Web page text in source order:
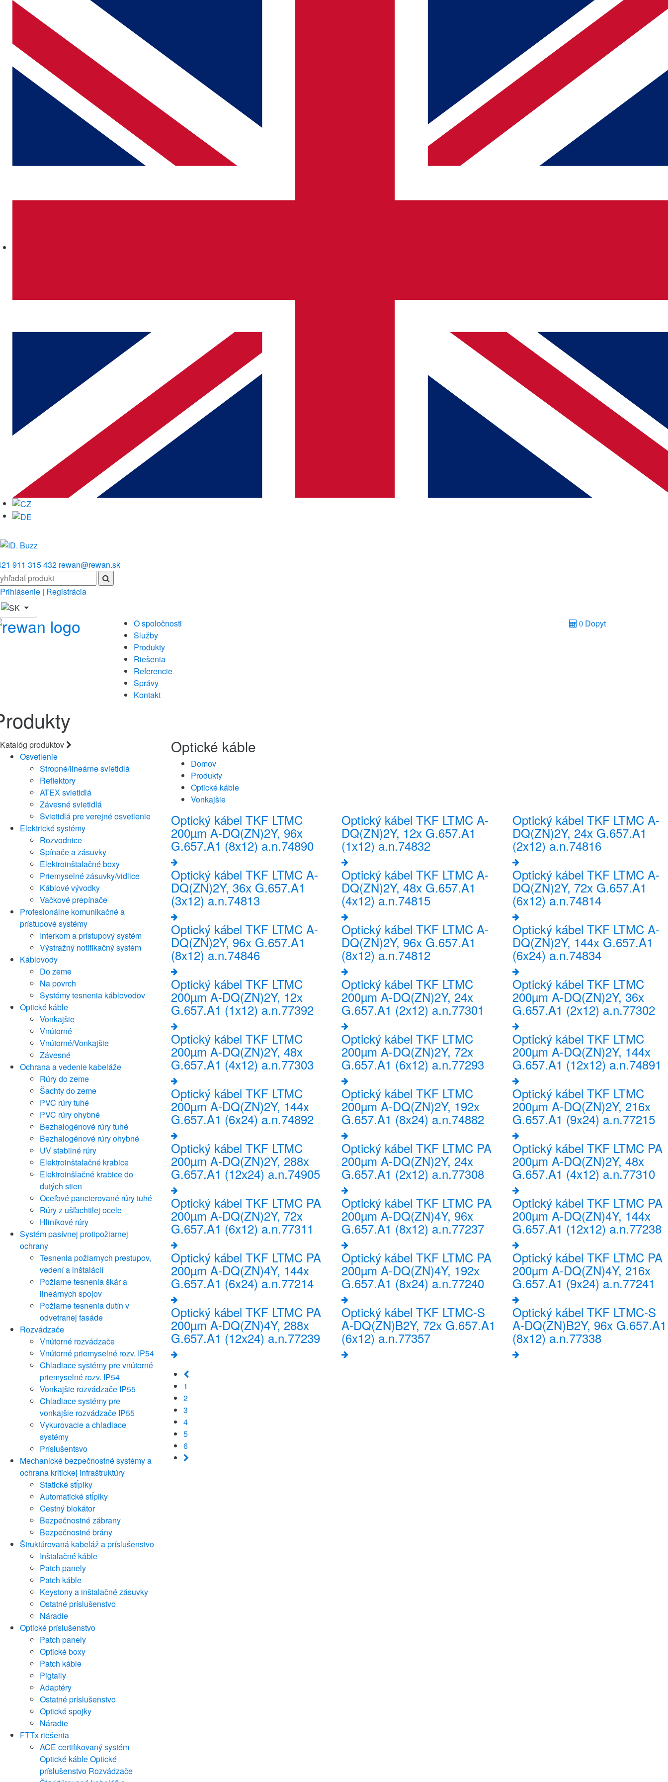
911 315 432 rewan@rewan.sk
Prihlásenie | Registrácia
O spoločnosti
Služby
Produkty
Riešenia
Referencie
Správy
Kontakt
0 Dopyt
Katalóg produktov
Osvetlenie
Stropné/lineárne svietidlá
Reflektory
ATEX svietidlá
Závesné svietidlá
Svietidlá pre verejné osvetlenie
Elektrické systémy
Rozvodnice
Spínače a zásuvky
Elektroinštalačné boxy
Priemyselné zásuvky/vidlice
Káblové vývodky
Vačkové prepínače
Profesionálne komunikačné a
prístupové systémy
Interkom a prístupový systém
Výstražný notifikačný systém
Káblovody
Do zeme
Na povrch
Systémy tesnenia káblovodov
Optické káble
Vonkajšie
Vnútorné
Vnútorné/Vonkajšie
Závesné
Ochrana a vedenie kabeláže
Rúry do zeme
Šachty do zeme
PVC rúry tuhé
PVC rúry ohybné
Bezhalogénové rúry tuhé
Bezhalogénové rúry ohybné
UV stabilné rúry
Elektroinštalačné krabice
Elektroinšlačné krabice do
dutých stien
Oceľové pancierované rúry tuhé
Rúry z ušľachtilej ocele
Hliníkové rúry
Systém pasívnej protipožiarnej
ochrany
Tesnenia požiarnych prestupov,
vedení a inštalácií
Požiarne tesnenia škár a
lineárnych spojov
Požiarne tesnenia dutín v
odvetranej fasáde
Rozvádzače
Vnútorné rozvádzače
Vnútorné priemyselné rozv. IP54
Chladiace systémy pre vnútorné
priemyselné rozv. IP54
Vonkajšie rozvádzače IP55
Chladiace systémy pre
vonkajšie rozvádzače IP55
Vykurovacie a chladiace
systémy
Príslušentsvo
Mechanické bezpečnostné systémy a
ochrana kritickej infraštruktúry
Statické stĺpiky
Automatické stĺpiky
Cestný blokátor
Bezpečnostné zábrany
Bezpečnostné brány
Štruktúrovaná kabeláž a príslušenstvo
Inštalačné káble
Patch panely
Patch káble
Keystony a inštalačné zásuvky
Ostatné príslušenstvo
Náradie
Optické príslušenstvo
Patch panely
Optické boxy
Patch káble
Pigtaily
Adaptéry
Ostatné príslušenstvo
Optické spojky
Náradie
FTTx riešenia
ACE certifikovaný systém
Optické kábleOptické
príslušenstvo Rozvádzače
Optické káble
Domov
Produkty
Optické káble
Vonkajšie
Optický kábel TKF LTMC
200µm A-DQ(ZN)2Y, 96x
G.657.A1 (8x12) a.n.74890
Optický kábel TKF LTMC A-
DQ(ZN)2Y, 12x G.657.A1
(1x12) a.n.74832
Optický kábel TKF LTMC A-
DQ(ZN)2Y, 24x G.657.A1
(2x12) a.n.74816
Optický kábel TKF LTMC A-
DQ(ZN)2Y, 36x G.657.A1
(3x12) a.n.74813
Optický kábel TKF LTMC A-
DQ(ZN)2Y, 48x G.657.A1
(4x12) a.n.74815
Optický kábel TKF LTMC A-
DQ(ZN)2Y, 72x G.657.A1
(6x12) a.n.74814
Optický kábel TKF LTMC A-
DQ(ZN)2Y, 96x G.657.A1
(8x12) a.n.74846
Optický kábel TKF LTMC A-
DQ(ZN)2Y, 96x G.657.A1
(8x12) a.n.74812
Optický kábel TKF LTMC A-
DQ(ZN)2Y, 144x G.657.A1
(6x24) a.n.74834
Optický kábel TKF LTMC
200µm A-DQ(ZN)2Y, 12x
G.657.A1 (1x12) a.n.77392
Optický kábel TKF LTMC
200µm A-DQ(ZN)2Y, 24x
G.657.A1 (2x12) a.n.77301
Optický kábel TKF LTMC
200µm A-DQ(ZN)2Y, 36x
G.657.A1 (2x12) a.n.77302
Optický kábel TKF LTMC
200µm A-DQ(ZN)2Y, 48x
G.657.A1 (4x12) a.n.77303
Optický kábel TKF LTMC
200µm A-DQ(ZN)2Y, 72x
G.657.A1 (6x12) a.n.77293
Optický kábel TKF LTMC
200µm A-DQ(ZN)2Y, 144x
G.657.A1 (12x12) a.n.74891
Optický kábel TKF LTMC
200µm A-DQ(ZN)2Y, 144x
G.657.A1 (6x24) a.n.74892
Optický kábel TKF LTMC
200µm A-DQ(ZN)2Y, 192x
G.657.A1 (8x24) a.n.74882
Optický kábel TKF LTMC
200µm A-DQ(ZN)2Y, 216x
G.657.A1 (9x24) a.n.77215
Optický kábel TKF LTMC
200µm A-DQ(ZN)2Y, 288x
G.657.A1 (12x24) a.n.74905
Optický kábel TKF LTMC PA
200µm A-DQ(ZN)2Y, 24x
G.657.A1 (2x12) a.n.77308
Optický kábel TKF LTMC PA
200µm A-DQ(ZN)2Y, 48x
G.657.A1 (4x12) a.n.77310
Optický kábel TKF LTMC PA
200µm A-DQ(ZN)2Y, 72x
G.657.A1 (6x12) a.n.77311
Optický kábel TKF LTMC PA
200µm A-DQ(ZN)4Y, 96x
G.657.A1 (8x12) a.n.77237
Optický kábel TKF LTMC PA
200µm A-DQ(ZN)4Y, 144x
G.657.A1 (12x12) a.n.77238
Optický kábel TKF LTMC PA
200µm A-DQ(ZN)4Y, 144x
G.657.A1 (6x24) a.n.77214
Optický kábel TKF LTMC PA
200µm A-DQ(ZN)4Y, 192x
G.657.A1 (8x24) a.n.77240
Optický kábel TKF LTMC PA
200µm A-DQ(ZN)4Y, 216x
G.657.A1 (9x24) a.n.77241
Optický kábel TKF LTMC PA
200µm A-DQ(ZN)4Y, 288x
G.657.A1 (12x24) a.n.77239
Optický kábel TKF LTMC-S
A-DQ(ZN)B2Y, 72x G.657.A1
(6x12) a.n.77357
Optický kábel TKF LTMC-S
A-DQ(ZN)B2Y, 96x G.657.A1
(8x12) a.n.77338
1
2
3
4
5
6